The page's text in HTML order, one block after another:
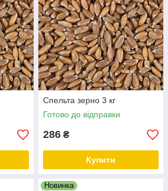
Спельта зерно 3 кг
Готово до відправки
286 ₴
Купити
Новинка